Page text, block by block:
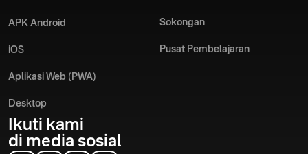
APK Android
iOS
Aplikasi Web (PWA)
Desktop
Sokongan
Pusat Pembelajaran
Ikuti kami
di media sosial